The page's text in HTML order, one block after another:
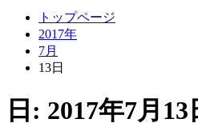
トップページ
2017年
7月
13日
日: 2017年7月13